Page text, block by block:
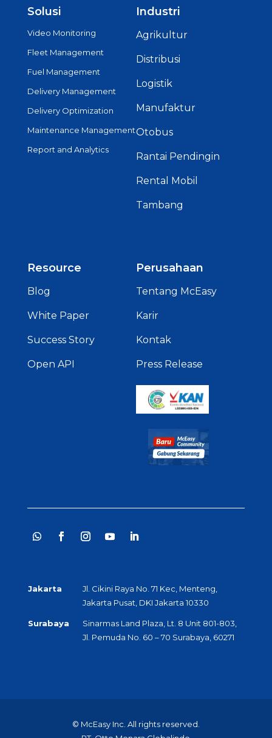
Solusi
Video Monitoring
Fleet Management
Fuel Management
Delivery Management
Delivery Optimization
Maintenance Management
Report and Analytics
Industri
Agrikultur
Distribusi
Logistik
Manufaktur
Otobus
Rantai Pendingin
Rental Mobil
Tambang
Resource
Blog
White Paper
Success Story
Open API
Perusahaan
Tentang McEasy
Karir
Kontak
Press Release
Jakarta
Jl. Cikini Raya No. 71 Kec, Menteng,
Jakarta Pusat, DKI Jakarta 10330
Surabaya
Sinarmas Land Plaza, Lt. 8 Unit 801-803,
Jl. Pemuda No. 60 – 70 Surabaya, 60271
© McEasy Inc. All rights reserved.